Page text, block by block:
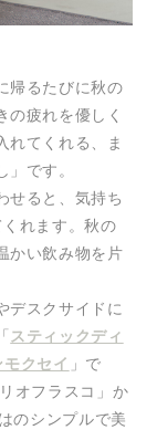
帰るたびに秋の
の疲れを優しく
れてくれる、ま
です。
せると、気持ち
れます。秋の
かい飲み物を片
デスクサイドに
スティックディ
クセイ 」で
オフラスコ」か
のシンプルで美